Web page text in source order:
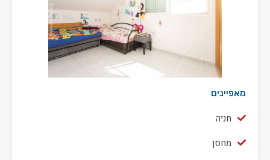
מאפיינים
חניה
מחסן